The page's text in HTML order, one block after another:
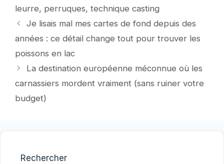
leurre, perruques, technique casting
Je lisais mal mes cartes de fond depuis des
années : ce détail change tout pour trouver les
poissons en lac
La destination européenne méconnue où les
carnassiers mordent vraiment (sans ruiner votre
budget)
Rechercher